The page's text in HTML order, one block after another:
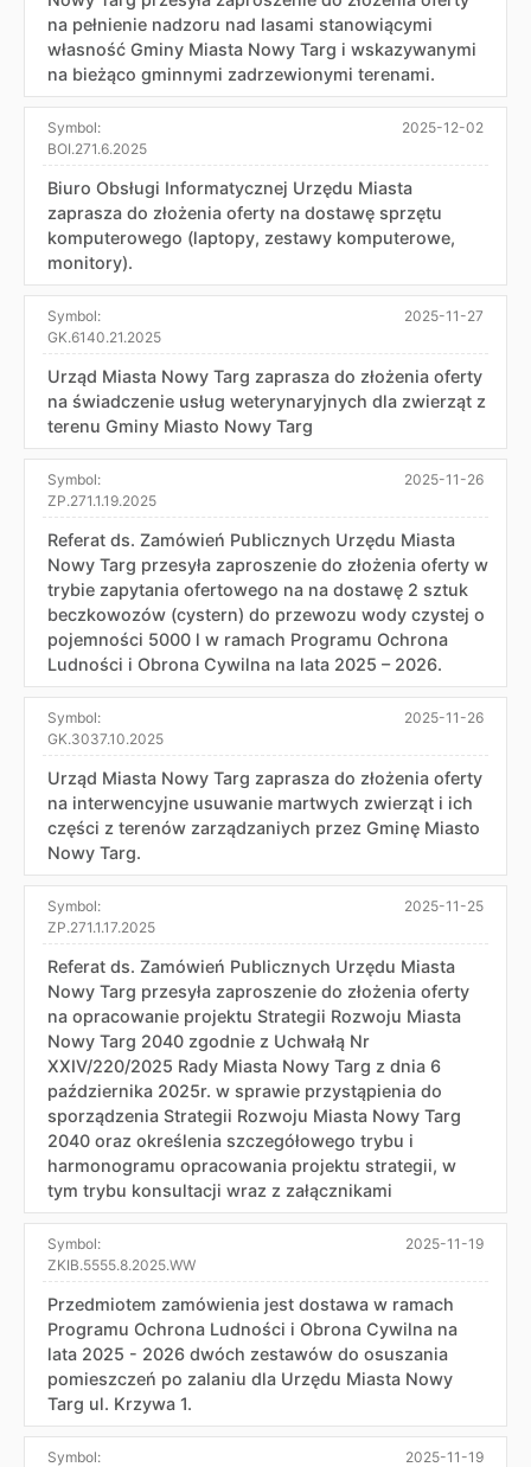
na pełnienie nadzoru nad lasami stanowiącymi
własność Gminy Miasta Nowy Targ i wskazywanymi
na bieżąco gminnymi zadrzewionymi terenami.
Symbol:
BOI.271.6.2025
2025-12-02
Biuro Obsługi Informatycznej Urzędu Miasta
zaprasza do złożenia oferty na dostawę sprzętu
komputerowego (laptopy, zestawy komputerowe,
monitory).
Symbol:
GK.6140.21.2025
2025-11-27
Urząd Miasta Nowy Targ zaprasza do złożenia oferty
na świadczenie usług weterynaryjnych dla zwierząt z
terenu Gminy Miasto Nowy Targ
Symbol:
ZP.271.1.19.2025
2025-11-26
Referat ds. Zamówień Publicznych Urzędu Miasta
Nowy Targ przesyła zaproszenie do złożenia oferty w
trybie zapytania ofertowego na na dostawę 2 sztuk
beczkowozów (cystern) do przewozu wody czystej o
pojemności 5000 l w ramach Programu Ochrona
Ludności i Obrona Cywilna na lata 2025 – 2026.
Symbol:
GK.3037.10.2025
2025-11-26
Urząd Miasta Nowy Targ zaprasza do złożenia oferty
na interwencyjne usuwanie martwych zwierząt i ich
części z terenów zarządzaniych przez Gminę Miasto
Nowy Targ.
Symbol:
ZP.271.1.17.2025
2025-11-25
Referat ds. Zamówień Publicznych Urzędu Miasta
Nowy Targ przesyła zaproszenie do złożenia oferty
na opracowanie projektu Strategii Rozwoju Miasta
Nowy Targ 2040 zgodnie z Uchwałą Nr
XXIV/220/2025 Rady Miasta Nowy Targ z dnia 6
października 2025r. w sprawie przystąpienia do
sporządzenia Strategii Rozwoju Miasta Nowy Targ
2040 oraz określenia szczegółowego trybu i
harmonogramu opracowania projektu strategii, w
tym trybu konsultacji wraz z załącznikami
Symbol:
ZKIB.5555.8.2025.WW
2025-11-19
Przedmiotem zamówienia jest dostawa w ramach
Programu Ochrona Ludności i Obrona Cywilna na
lata 2025 - 2026 dwóch zestawów do osuszania
pomieszczeń po zalaniu dla Urzędu Miasta Nowy
Targ ul. Krzywa 1.
Symbol:
2025-11-19